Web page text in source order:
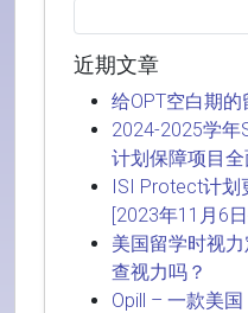
近期文章
给OPT空白期
2024-2025学年
计划保障项目
ISI Protect计划
[2023年11月6
美国留学时视
查视力吗？
Opill – 一款美